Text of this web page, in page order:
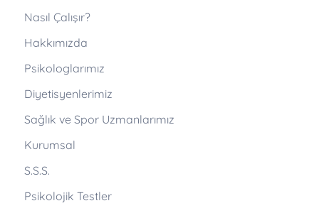
Nasıl Çalışır?
Hakkımızda
Psikologlarımız
Diyetisyenlerimiz
Sağlık ve Spor Uzmanlarımız
Kurumsal
S.S.S.
Psikolojik Testler